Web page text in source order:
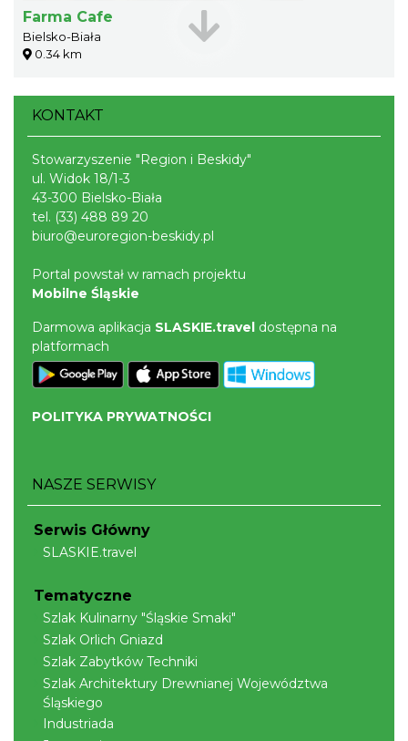
Farma Cafe
Bielsko-Biała
0.34 km
KONTAKT
Stowarzyszenie "Region i Beskidy"
ul. Widok 18/1-3
43-300 Bielsko-Biała
tel. (33) 488 89 20
biuro@euroregion-beskidy.pl
Portal powstał w ramach projektu
Mobilne Śląskie
Darmowa aplikacja SLASKIE.travel dostępna na
platformach
POLITYKA PRYWATNOŚCI
NASZE SERWISY
Serwis Główny
SLASKIE.travel
Tematyczne
Szlak Kulinarny "Śląskie Smaki"
Szlak Orlich Gniazd
Szlak Zabytków Techniki
Szlak Architektury Drewnianej Województwa
Śląskiego
Industriada